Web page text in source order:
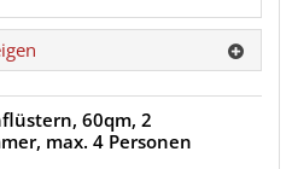
60qm, 2
max. 4 Personen